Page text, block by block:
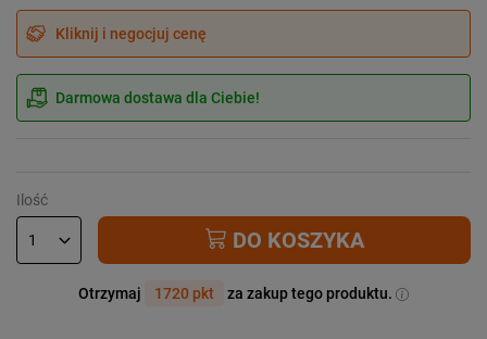
Kliknij i negocjuj cenę
Darmowa dostawa dla Ciebie!
Ilość
DO KOSZYKA
Otrzymaj 1720 pkt za zakup tego produktu.